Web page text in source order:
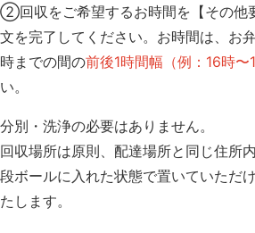
②回収をご希望するお時間を【その他
文を完了してください。お時間は、お
時までの間の前後1時間幅（例：16時〜
い。
分別・洗浄の必要はありません。
回収場所は原則、配達場所と同じ住所
段ボールに入れた状態で置いていただ
たします。